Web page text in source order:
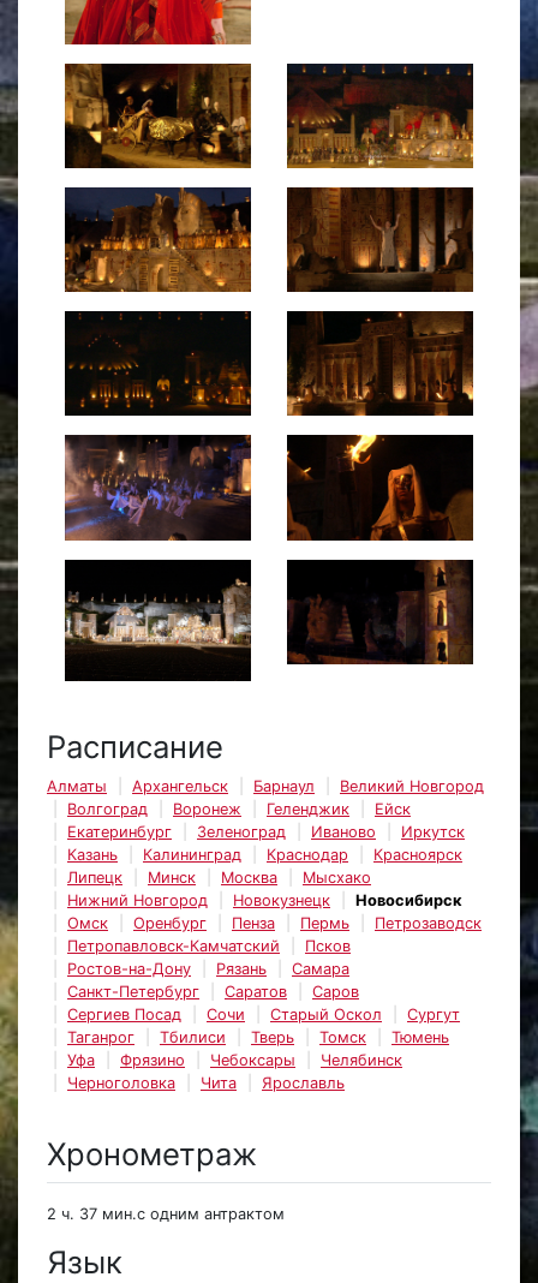
Расписание
Алматы Архангельск Барнаул
Великий Новгород
Волгоград
Воронеж Геленджик
Ейск
Екатеринбург
Зеленоград Иваново
Иркутск
Казань
Калининград Краснодар
Красноярск
Липецк
Минск Москва
Мысхако
Нижний Новгород
Новокузнецк
Новосибирск
Омск
Оренбург Пенза Пермь
Петрозаводск
Петропавловск-Камчатский
Псков
Ростов-на-Дону
Рязань
Самара
Санкт-Петербург
Саратов
Саров
Сергиев Посад
Сочи Старый Оскол
Сургут
Таганрог
Тбилиси Тверь Томск
Тюмень
Уфа
Фрязино Чебоксары
Челябинск
Черноголовка
Чита Ярославль
Хронометраж
2 ч. 37 мин.с одним антрактом
Язык